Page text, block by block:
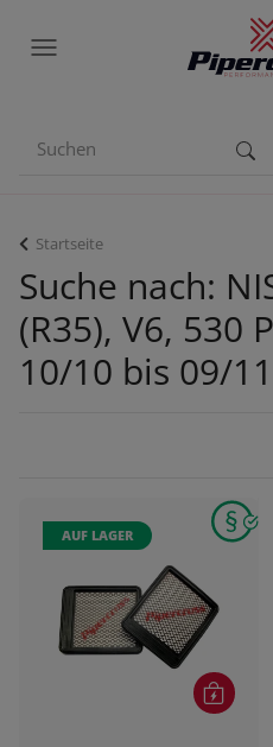
Startseite
Suche nach:
(R35), V6, 530
10/10 bis 09/11
AUF LAGER